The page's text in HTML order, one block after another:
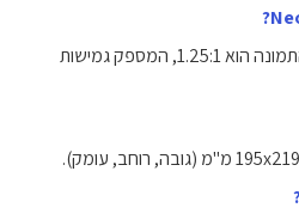
היחס בין מרחק ההקרנה לרוחב התמונה הוא ‎1.25:1‎, המספק גמישות